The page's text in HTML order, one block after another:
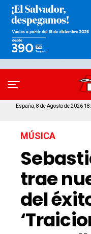
España, 8 de Agosto de 2026
MÚSICA
trae
del